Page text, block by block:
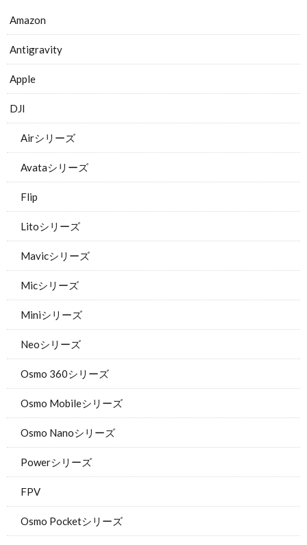
Amazon
Antigravity
Apple
DJI
Airシリーズ
Avataシリーズ
Flip
Litoシリーズ
Mavicシリーズ
Micシリーズ
Miniシリーズ
Neoシリーズ
Osmo 360シリーズ
Osmo Mobileシリーズ
Osmo Nanoシリーズ
Powerシリーズ
FPV
Osmo Pocketシリーズ